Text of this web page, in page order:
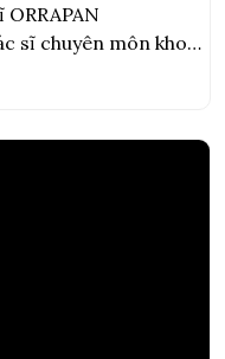
sĩ chuyên môn khoa